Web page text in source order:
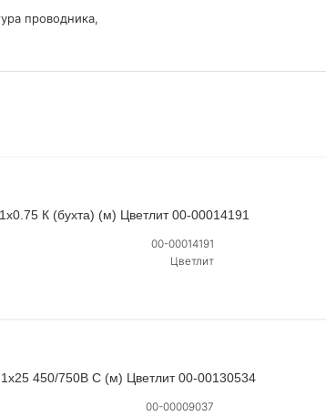
проводника,
К (бухта) (м) Цветлит 00-00014191
00-00014191
Цветлит
450/750В С (м) Цветлит 00-00130534
00-00009037